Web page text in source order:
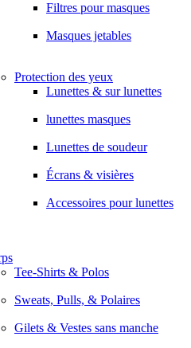
Filtres pour masques
Masques jetables
Protection des yeux
Lunettes & sur lunettes
lunettes masques
Lunettes de soudeur
Écrans & visières
Accessoires pour lunettes
Tee-Shirts & Polos
Sweats, Pulls, & Polaires
Gilets & Vestes sans manche